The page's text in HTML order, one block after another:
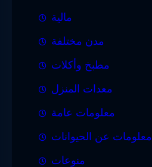
مالية
مدن مختلفة
مطبخ وأكلات
معدات المنزل
معلومات عامة
معلومات عن الحيوانات
منوعات